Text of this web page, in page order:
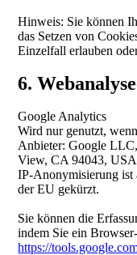
Hinweis: Sie können
das Setzen von
Einzelfall erlauben
6.
Google Analytics
Wird nur genutzt,
Anbieter: Google
View, CA 94043,
IP-Anonymisierung
der EU gekürzt.
Sie können die
indem Sie ein
https://